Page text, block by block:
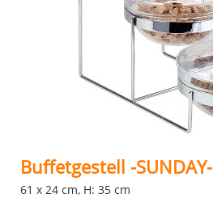
Buffetgestell -SUNDAY-
61 x 24 cm, H: 35 cm